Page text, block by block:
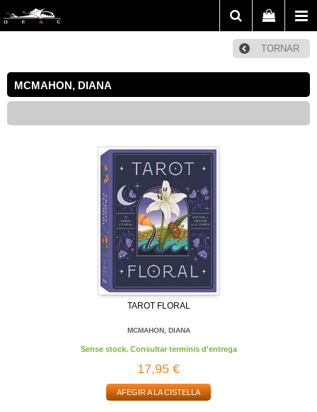
TORNAR
MCMAHON, DIANA
TAROT FLORAL
MCMAHON, DIANA
Sense stock. Consultar terminis d'entrega
17,95 €
AFEGIR A LA CISTELLA